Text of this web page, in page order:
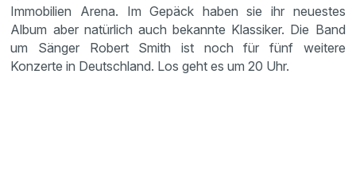
Immobilien Arena. Im Gepäck haben sie ihr neuestes
Album aber natürlich auch bekannte Klassiker. Die Band
um Sänger Robert Smith ist noch für fünf weitere
Konzerte in Deutschland. Los geht es um 20 Uhr.